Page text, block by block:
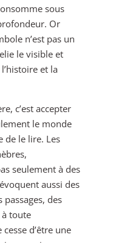
sous
Or
n’est pas un
le visible et
et la
c’est accepter
le monde
de le lire. Les
seulement à des
aussi des
des
toute
d’être une